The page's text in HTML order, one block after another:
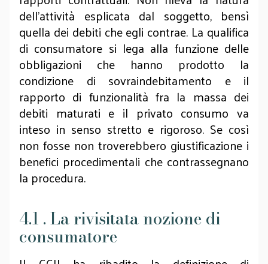
dell’attività esplicata dal soggetto, bensì
quella dei debiti che egli contrae. La qualifica
di consumatore si lega alla funzione delle
obbligazioni che hanno prodotto la
condizione di sovraindebitamento e il
rapporto di funzionalità fra la massa dei
debiti maturati e il privato consumo va
inteso in senso stretto e rigoroso. Se così
non fosse non troverebbero giustificazione i
benefici procedimentali che contrassegnano
la procedura.
4.1 . La rivisitata nozione di
consumatore